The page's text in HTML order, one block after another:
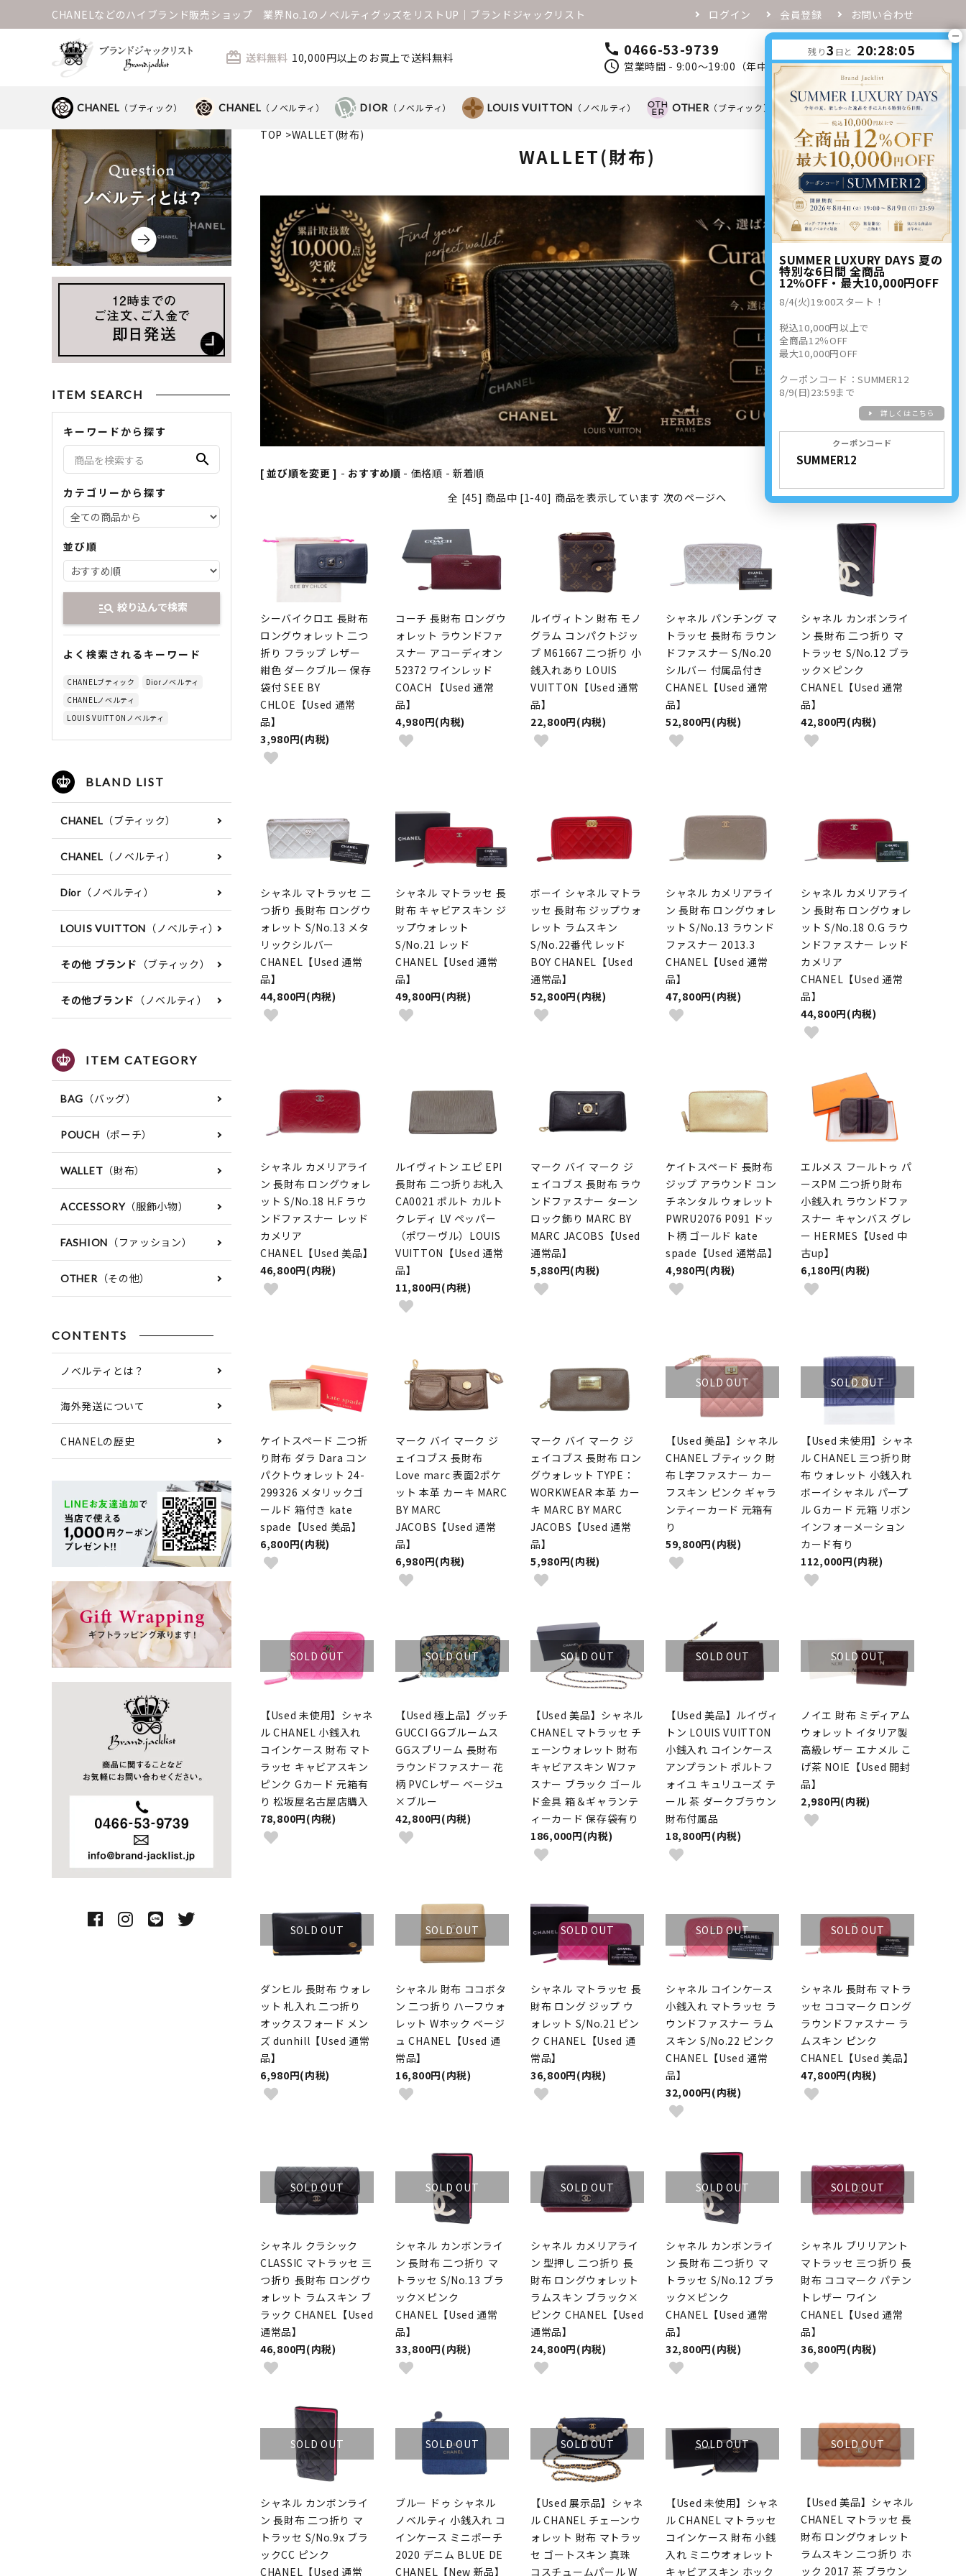
CHANELなどのハイブランド販売ショップ 業界No.1のノベルティグッズをリストUP│ブランドジャックリスト ログイン 会員登録 お問い合わせ
card_giftcard 送料無料 10,000円以上のお買上で送料無料 call 0466-53-9739
schedule 営業時間 - 9:00～19:00（年中無休） favorite person 0
shopping_cart
CHANEL （ブティック） CHANEL （ノベルティ） DIOR （ノベルティ） LOUIS VUITTON （ノベルティ） OTHER （ブティック） OTHER（ノベルティ）
TOP >WALLET(財布)
WALLET(財布)
[ 並び順を変更 ] - おすすめ順 - 価格順 - 新着順
全 [45] 商品中 [1-40] 商品を表示しています 次のページへ
シーバイクロエ 長財布
ロングウォレット 二つ
折り フラップ レザー
紺色 ダークブルー 保存
袋付 SEE BY
CHLOE【Used 通常
品】
3,980円(内税)
コーチ 長財布 ロングウ
ォレット ラウンドファ
スナー アコーディオン
52372 ワインレッド
COACH 【Used 通常
品】
4,980円(内税)
ルイヴィトン 財布 モノ
グラム コンパクトジッ
プ M61667 二つ折り 小
銭入れあり LOUIS
VUITTON【Used 通常
品】
22,800円(内税)
シャネル パンチング マ
トラッセ 長財布 ラウン
ドファスナー S/No.20
シルバー 付属品付き
CHANEL【Used 通常
品】
52,800円(内税)
シャネル カンボンライ
ン 長財布 二つ折り マ
トラッセ S/No.12 ブラ
ック×ピンク
CHANEL【Used 通常
品】
42,800円(内税)
シャネル マトラッセ 二
つ折り 長財布 ロングウ
ォレット S/No.13 メタ
リックシルバー
CHANEL【Used 通常
品】
44,800円(内税)
シャネル マトラッセ 長
財布 キャビアスキン ジ
ップウォレット
S/No.21 レッド
CHANEL【Used 通常
品】
49,800円(内税)
ボーイ シャネル マトラ
ッセ 長財布 ジップウォ
レット ラムスキン
S/No.22番代 レッド
BOY CHANEL【Used
通常品】
52,800円(内税)
シャネル カメリアライ
ン 長財布 ロングウォレ
ット S/No.13 ラウンド
ファスナー 2013.3
CHANEL【Used 通常
品】
47,800円(内税)
シャネル カメリアライ
ン 長財布 ロングウォレ
ット S/No.18 O.G ラウ
ンドファスナー レッド
カメリア
CHANEL【Used 通常
品】
44,800円(内税)
シャネル カメリアライ
ン 長財布 ロングウォレ
ット S/No.18 H.F ラウ
ンドファスナー レッド
カメリア
CHANEL【Used 美品】
46,800円(内税)
ルイヴィトン エピ EPI
長財布 二つ折りお札入
CA0021 ポルト カルト
クレディ LV ペッパー
（ポワーヴル）LOUIS
VUITTON【Used 通常
品】
11,800円(内税)
マーク バイ マーク ジ
ェイコブス 長財布 ラウ
ンドファスナー ターン
ロック飾り MARC BY
MARC JACOBS【Used
通常品】
5,880円(内税)
ケイトスペード 長財布
ジップ アラウンド コン
チネンタル ウォレット
PWRU2076 P091 ドッ
ト柄 ゴールド kate
spade【Used 通常品】
4,980円(内税)
エルメス フールトゥ パ
ースPM 二つ折り財布
小銭入れ ラウンドファ
スナー キャンバス グレ
ー HERMES【Used 中
古up】
6,180円(内税)
ケイトスペード 二つ折
り財布 ダラ Dara コン
パクトウォレット 24-
299326 メタリックゴ
ールド 箱付き kate
spade【Used 美品】
6,800円(内税)
マーク バイ マーク ジ
ェイコブス 長財布
Love marc 表面2ポケ
ット 本革 カーキ MARC
BY MARC
JACOBS【Used 通常
品】
6,980円(内税)
マーク バイ マーク ジ
ェイコブス 長財布 ロン
グウォレット TYPE：
WORKWEAR 本革 カー
キ MARC BY MARC
JACOBS【Used 通常
品】
5,980円(内税)
SOLD OUT
【Used 美品】シャネル
CHANEL ブティック 財
布 L字ファスナー カー
フスキン ピンク ギャラ
ンティーカード 元箱有
り
59,800円(内税)
SOLD OUT
【Used 未使用】シャネ
ル CHANEL 三つ折り財
布 ウォレット 小銭入れ
ボーイシャネル パープ
ル Gカード 元箱 リボン
インフォーメーション
カード有り
112,000円(内税)
SOLD OUT
【Used 未使用】シャネ
ル CHANEL 小銭入れ
コインケース 財布 マト
ラッセ キャビアスキン
ピンク Gカード 元箱有
り 松坂屋名古屋店購入
78,800円(内税)
SOLD OUT
【Used 極上品】グッチ
GUCCI GGブルームス
GGスプリーム 長財布
ラウンドファスナー 花
柄 PVCレザー ベージュ
×ブルー
42,800円(内税)
SOLD OUT
【Used 美品】シャネル
CHANEL マトラッセ チ
ェーンウォレット 財布
キャビアスキン Wファ
スナー ブラック ゴール
ド金具 箱＆ギャランテ
ィーカード 保存袋有り
186,000円(内税)
SOLD OUT
【Used 美品】ルイヴィ
トン LOUIS VUITTON
小銭入れ コインケース
アンプラント ポルトフ
ォイユ キュリユーズ テ
ール 茶 ダークブラウン
財布付属品
18,800円(内税)
SOLD OUT
ノイエ 財布 ミディアム
ウォレット イタリア製
高級レザー エナメル こ
げ茶 NOIE【Used 開封
品】
2,980円(内税)
SOLD OUT
ダンヒル 長財布 ウォレ
ット 札入れ 二つ折り
オックスフォード メン
ズ dunhill【Used 通常
品】
6,980円(内税)
SOLD OUT
シャネル 財布 ココボタ
ン 二つ折り ハーフウォ
レット Wホック ベージ
ュ CHANEL【Used 通
常品】
16,800円(内税)
SOLD OUT
シャネル マトラッセ 長
財布 ロング ジップ ウ
ォレット S/No.21 ピン
ク CHANEL【Used 通
常品】
36,800円(内税)
SOLD OUT
シャネル コインケース
小銭入れ マトラッセ ラ
ウンドファスナー ラム
スキン S/No.22 ピンク
CHANEL【Used 通常
品】
32,000円(内税)
SOLD OUT
シャネル 長財布 マトラ
ッセ ココマーク ロング
ラウンドファスナー ラ
ムスキン ピンク
CHANEL【Used 美品】
47,800円(内税)
SOLD OUT
シャネル クラシック
CLASSIC マトラッセ 三
つ折り 長財布 ロングウ
ォレット ラムスキン ブ
ラック CHANEL【Used
通常品】
46,800円(内税)
SOLD OUT
シャネル カンボンライ
ン 長財布 二つ折り マ
トラッセ S/No.13 ブラ
ック×ピンク
CHANEL【Used 通常
品】
33,800円(内税)
SOLD OUT
シャネル カメリアライ
ン 型押し 二つ折り 長
財布 ロングウォレット
ラムスキン ブラック×
ピンク CHANEL【Used
通常品】
24,800円(内税)
SOLD OUT
シャネル カンボンライ
ン 長財布 二つ折り マ
トラッセ S/No.12 ブラ
ック×ピンク
CHANEL【Used 通常
品】
32,800円(内税)
SOLD OUT
シャネル ブリリアント
マトラッセ 三つ折り 長
財布 ココマーク パテン
トレザー ワイン
CHANEL【Used 通常
品】
36,800円(内税)
SOLD OUT
シャネル カンボンライ
ン 長財布 二つ折り マ
トラッセ S/No.9x ブラ
ックCC ピンク
CHANEL【Used 通常
SOLD OUT
ブルー ドゥ シャネル
ノベルティ 小銭入れ コ
インケース ミニポーチ
2020 デニム BLUE DE
CHANEL【New 新品】
SOLD OUT
【Used 展示品】シャネ
ル CHANEL チェーンウ
ォレット 財布 マトラッ
セ ゴートスキン 真珠
コスチュームパール W
SOLD OUT
【Used 未使用】シャネ
ル CHANEL マトラッセ
コインケース 財布 小銭
入れ ミニウオォレット
キャビアスキン ホック
SOLD OUT
【Used 美品】シャネル
CHANEL マトラッセ 長
財布 ロングウォレット
ラムスキン 二つ折り ホ
ック 2017 茶 ブラウン
ITEM SEARCH
キーワードから探す
search
カテゴリーから探す
並び順
manage_search 絞り込んで検索
よく検索されるキーワード
CHANELブティック
Diorノベルティ
CHANELノベルティ
LOUIS VUITTONノベルティ
BLAND LIST
CHANEL （ブティック）
CHANEL （ノベルティ）
Dior（ノベルティ）
LOUIS VUITTON （ノベルティ）
その他 ブランド （ブティック）
その他ブランド （ノベルティ）
ITEM CATEGORY
BAG （バッグ）
POUCH （ポーチ）
WALLET （財布）
ACCESSORY（服飾小物）
FASHION （ファッション）
OTHER（その他）
CONTENTS
ノベルティとは？
海外発送について
CHANELの歴史
残り3 日と 20:28:04
SUMMER LUXURY DAYS 夏の
特別な6日間 全商品
12％OFF・最大10,000円OFF
8/4(火)19:00スタート！
税込10,000円以上で
全商品12％OFF
最大10,000円OFF
クーポンコード：SUMMER12
8/9(日)23:59まで
詳しくはこちら
クーポンコード